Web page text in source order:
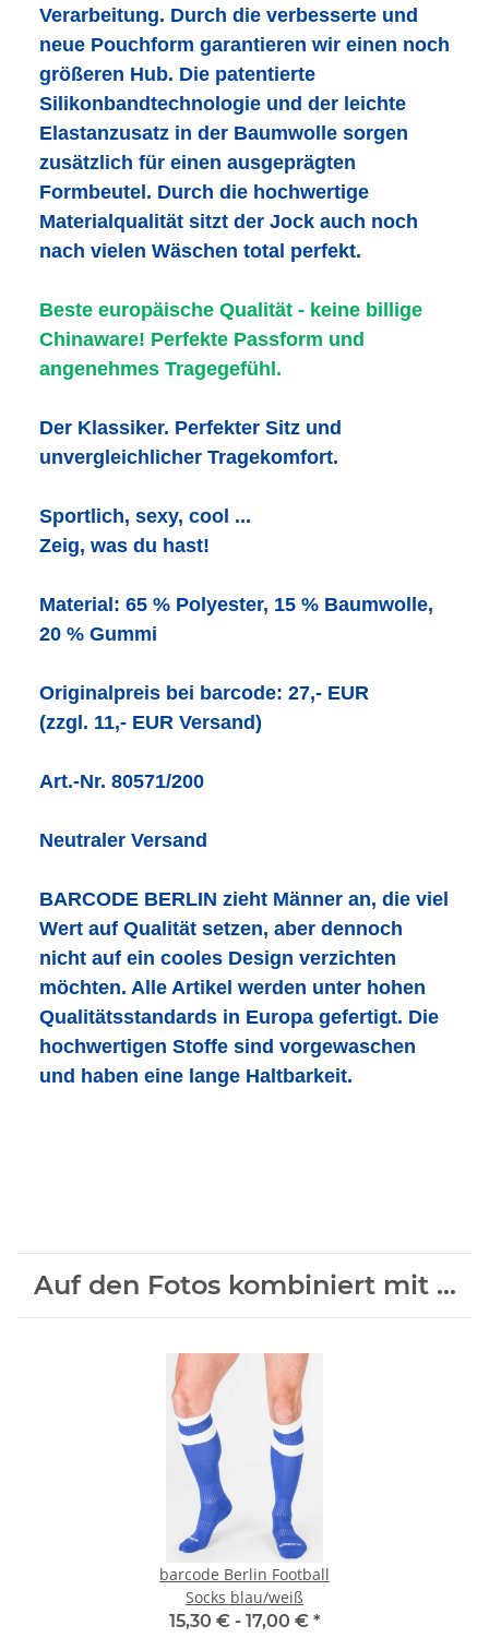
Verarbeitung. Durch die verbesserte und
neue Pouchform garantieren wir einen noch
größeren Hub. Die patentierte
Silikonbandtechnologie und der leichte
Elastanzusatz in der Baumwolle sorgen
zusätzlich für einen ausgeprägten
Formbeutel. Durch die hochwertige
Materialqualität sitzt der Jock auch noch
nach vielen Wäschen total perfekt.
Beste europäische Qualität - keine billige
Chinaware! Perfekte Passform und
angenehmes Tragegefühl.
Der Klassiker. Perfekter Sitz und
unvergleichlicher Tragekomfort.
Sportlich, sexy, cool ...
Zeig, was du hast!
Material: 65 % Polyester, 15 % Baumwolle,
20 % Gummi
Originalpreis bei barcode: 27,- EUR
(zzgl. 11,- EUR Versand)
Art.-Nr. 80571/200
Neutraler Versand
BARCODE BERLIN zieht Männer an, die viel
Wert auf Qualität setzen, aber dennoch
nicht auf ein cooles Design verzichten
möchten. Alle Artikel werden unter hohen
Qualitätsstandards in Europa gefertigt. Die
hochwertigen Stoffe sind vorgewaschen
und haben eine lange Haltbarkeit.
Auf den Fotos kombiniert mit ...
barcode Berlin Football
Socks blau/weiß
15,30 € - 17,00 € *